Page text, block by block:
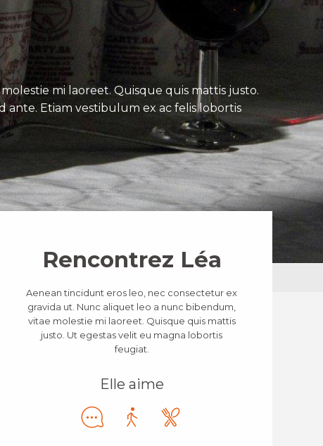
mi laoreet. Quisque quis mattis justo.
ante. Etiam vestibulum ex ac felis lobortis
Rencontrez Léa
Aenean tincidunt eros leo, nec consectetur ex
gravida ut. Nunc aliquet leo a nunc bibendum,
vitae molestie mi laoreet. Quisque quis mattis
justo. Ut egestas velit eu magna lobortis
feugiat.
Elle aime